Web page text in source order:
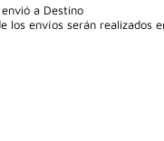
a Destino
los envíos serán realizados